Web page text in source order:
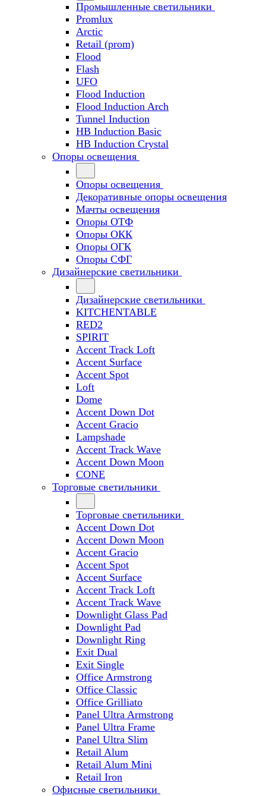
Промышленные светильники
Promlux
Arctic
Retail (prom)
Flood
Flash
UFO
Flood Induction
Flood Induction Arch
Tunnel Induction
HB Induction Basic
HB Induction Crystal
Опоры освещения
Опоры освещения
Декоративные опоры освещения
Мачты освещения
Опоры ОТФ
Опоры ОКК
Опоры ОГК
Опоры СФГ
Дизайнерские светильники
Дизайнерские светильники
KITCHENTABLE
RED2
SPIRIT
Accent Track Loft
Accent Surface
Accent Spot
Loft
Dome
Accent Down Dot
Accent Gracio
Lampshade
Accent Track Wave
Accent Down Moon
CONE
Торговые светильники
Торговые светильники
Accent Down Dot
Accent Down Moon
Accent Gracio
Accent Spot
Accent Surface
Accent Track Loft
Accent Track Wave
Downlight Glass Pad
Downlight Pad
Downlight Ring
Exit Dual
Exit Single
Office Armstrong
Office Classic
Office Grilliato
Panel Ultra Armstrong
Panel Ultra Frame
Panel Ultra Slim
Retail Alum
Retail Alum Mini
Retail Iron
Офисные светильники